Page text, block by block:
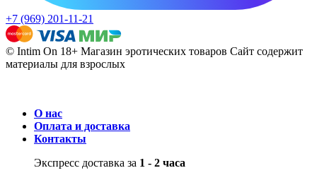
+7 (969) 201-11-21
© Intim On 18+ Магазин эротических товаров Сайт содержит
материалы для взрослых
О нас
Оплата и доставка
Контакты
Экспресс доставка за 1 - 2 часа